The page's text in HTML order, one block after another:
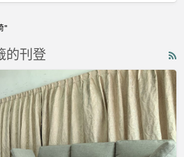
"
的刊登